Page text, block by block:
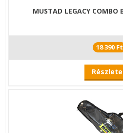
MUSTAD LEGACY COMBO
18 390 Ft